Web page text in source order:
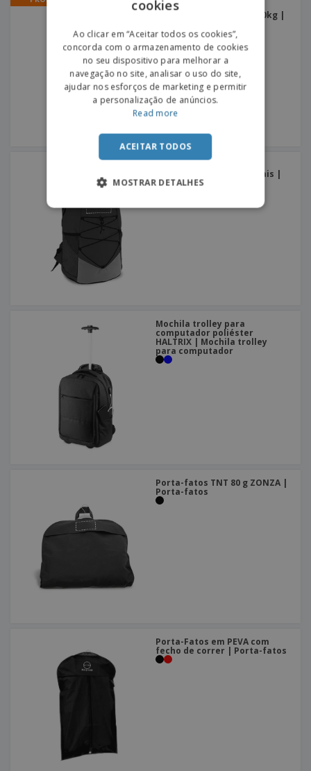
Mini balança digital de
bagagem peso máx de 40kg |
poliéster Cordões frontais |
Mochila
Mochila trolley para
computador poliéster
HALTRIX | Mochila trolley
para computador
Porta-fatos TNT 80 g ZONZA |
Porta-fatos
Porta-Fatos em PEVA com
fecho de correr | Porta-fatos
SPANISH
cookies
Ao clicar em “Aceitar todos os cookies”,
concorda com o armazenamento de cookies
no seu dispositivo para melhorar a
navegação no site, analisar o uso do site,
ajudar nos esforços de marketing e permitir
a personalização de anúncios.
Read more
ACEITAR TODOS
MOSTRAR DETALHES